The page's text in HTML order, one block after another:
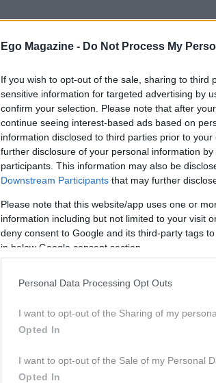
Ego Magazine - Do Not Process My
If you wish to opt-out of the sale, sharing to third
sensitive information for targeted advertising by
confirm your selection. Please note that after
continue seeing interest-based ads based on
information disclosed to third parties prior to
further disclosure of your personal information
participants. This information may also be
Downstream Participants that may further
Please note that this website/app uses one or
information including but not limited to your visit
deny consent to Google and its third-party tags
in below Google consent section.
Personal Data Processing Opt Outs
I want to opt-out of the Sharing of my
Opted In
I want to opt-out of the Sale of my Personal
Opted In
ΔΙΑΒΑΣΤΕ
Γιώργος Παράσχος: